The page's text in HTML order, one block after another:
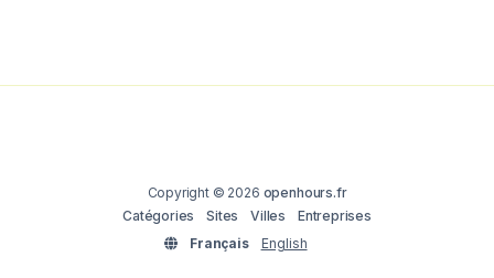
Copyright © 2026 openhours.fr
Catégories
Sites Villes
Entreprises
Français
English